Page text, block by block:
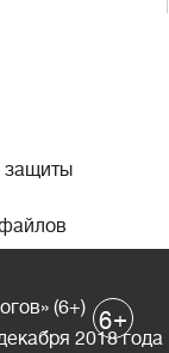
защиты
(6+)
2018 года
6+